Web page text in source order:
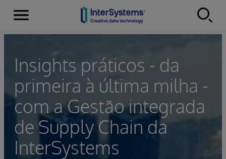
Skip to content
Menu
Insights práticos - da
primeira à última milha -
com a Gestão integrada
de Supply Chain da
InterSystems